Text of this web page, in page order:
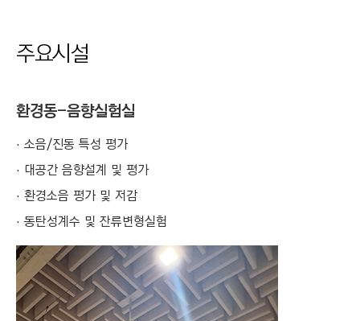
U
C
T
I
O
N
)
주요시설
환경동-음향실험실
소음/진동 특성 평가
대공간 음향설계 및 평가
환경소음 평가 및 저감
동탄성계수 및 잔류변형실험